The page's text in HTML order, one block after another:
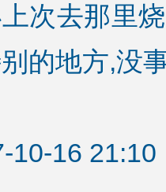
次去那里
的地方,没
10-16